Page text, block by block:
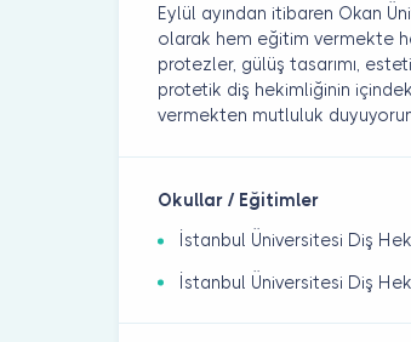
Eylül ayından itibaren Okan
olarak hem eğitim vermekte
protezler, gülüş tasarımı,
protetik diş hekimliğinin
vermekten mutluluk
Okullar / Eğitimler
İstanbul Üniversitesi Diş
İstanbul Üniversitesi Diş